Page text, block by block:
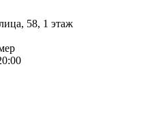
58, 1 этаж